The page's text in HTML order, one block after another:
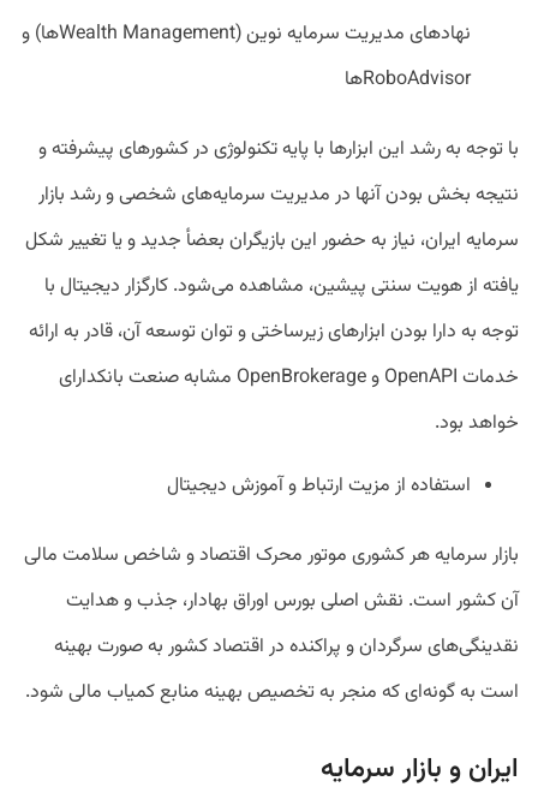
نهادهای مدیریت سرمایه نوین (Wealth Managementها) و
RoboAdvisorها
با توجه به رشد این ابزارها با پایه تکنولوژی در کشورهای پیشرفته و
نتیجه بخش بودن آنها در مدیریت سرمایه‌های شخصی و رشد بازار
سرمایه ایران، نیاز به حضور این بازیگران بعضأ جدید و یا تغییر شکل
یافته از هویت سنتی پیشین، مشاهده می‌شود. کارگزار دیجیتال با
توجه به دارا بودن ابزارهای زیرساختی و توان توسعه آن، قادر به ارائه
خدمات OpenAPI و OpenBrokerage مشابه صنعت بانکدارای
خواهد بود.
استفاده از مزیت ارتباط و آموزش دیجیتال
بازار سرمایه هر کشوری موتور محرک اقتصاد و شاخص سلامت مالی
آن کشور است. نقش اصلی بورس اوراق بهادار، جذب و هدایت
نقدینگی‌های سرگردان و پراکنده در اقتصاد کشور به صورت بهینه
است به گونه‌ای که منجر به تخصیص بهینه منابع کمیاب مالی شود.
ایران و بازار سرمایه